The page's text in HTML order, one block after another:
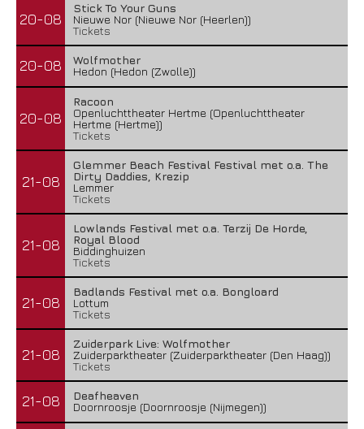
20-08
Stick To Your Guns
Nieuwe Nor (Nieuwe Nor (Heerlen))
Tickets
20-08
Wolfmother
Hedon (Hedon (Zwolle))
20-08
Racoon
Openluchttheater Hertme (Openluchttheater
Hertme (Hertme))
Tickets
21-08
Glemmer Beach Festival Festival met o.a. The
Dirty Daddies, Krezip
Lemmer
Tickets
21-08
Lowlands Festival met o.a. Terzij De Horde,
Royal Blood
Biddinghuizen
Tickets
21-08
Badlands Festival met o.a. Bongloard
Lottum
Tickets
21-08
Zuiderpark Live: Wolfmother
Zuiderparktheater (Zuiderparktheater (Den Haag))
Tickets
21-08
Deafheaven
Doornroosje (Doornroosje (Nijmegen))